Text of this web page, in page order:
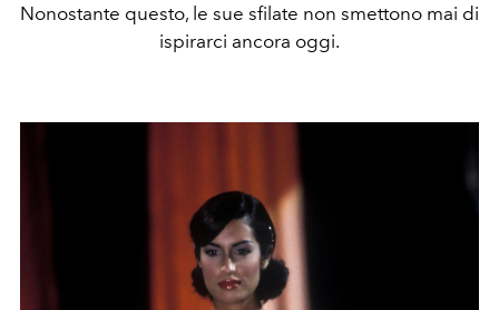
Nonostante questo, le sue sfilate non smettono mai di
ispirarci ancora oggi.